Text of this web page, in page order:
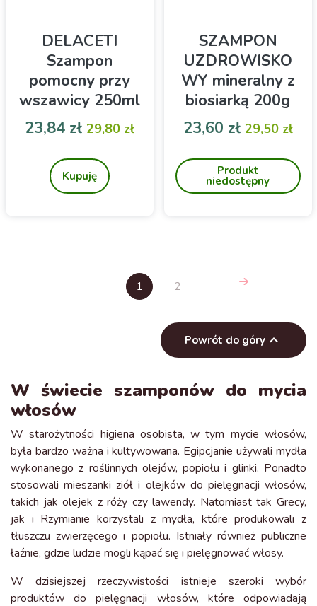
DELACETI
Szampon
pomocny przy
wszawicy 250ml
Herbapol
ostróżeczki
Cena
23,84 złCena podstawowa
29,80 zł
Kupuję
SZAMPON
UZDROWISKO
WY mineralny z
biosiarką 200g
Dr Duda
biosiarczkowy - do
włosów łamliwych,
rozdwajających się,
Cena
23,60 złCena
29,50 zł
Produkt
niedostępny
1 2
Powrót do góry 
W świecie szamponów do mycia
włosów
W starożytności higiena osobista, w tym mycie włosów,
była bardzo ważna i kultywowana. Egipcjanie używali mydła
wykonanego z roślinnych olejów, popiołu i glinki. Ponadto
stosowali mieszanki ziół i olejków do pielęgnacji włosów,
takich jak olejek z róży czy lawendy. Natomiast tak Grecy,
jak i Rzymianie korzystali z mydła, które produkowali z
tłuszczu zwierzęcego i popiołu. Istniały również publiczne
łaźnie, gdzie ludzie mogli kąpać się i pielęgnować włosy.
W dzisiejszej rzeczywistości istnieje szeroki wybór
produktów do pielęgnacji włosów, które odpowiadają